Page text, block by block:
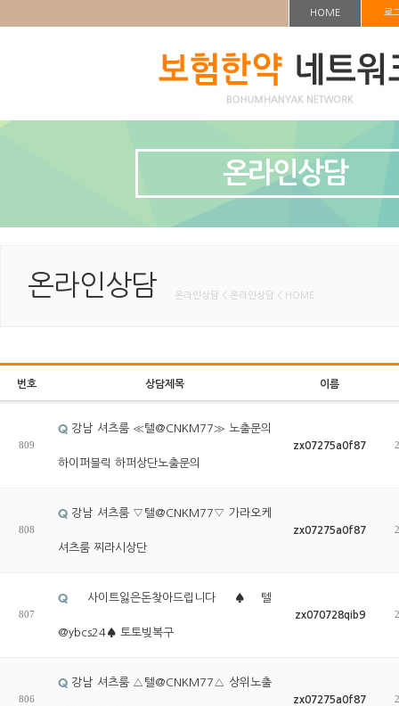
HOME 로
온라인상담
온라인상담 온라인상담 < 온라인상담 < HOME
번호 상담제목 이름
809
강남 셔츠룸 ≪텔@CNKM77≫ 노출문의
하이퍼블릭 하퍼상단노출문의
zx07275a0f87
808
강남 셔츠룸 ▽텔@CNKM77▽ 가라오케
셔츠룸 찌라시상단
zx07275a0f87
807
사이트잃은돈찾아드립니다 ♠텔
@ybcs24♠ 토토빚복구
zx070728qib9
806
강남 셔츠룸 △텔@CNKM77△ 상위노출
zx07275a0f87